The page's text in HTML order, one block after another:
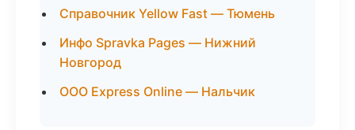
Справочник Yellow Fast — Тюмень
Инфо Spravka Pages — Нижний
Новгород
ООО Express Online — Нальчик